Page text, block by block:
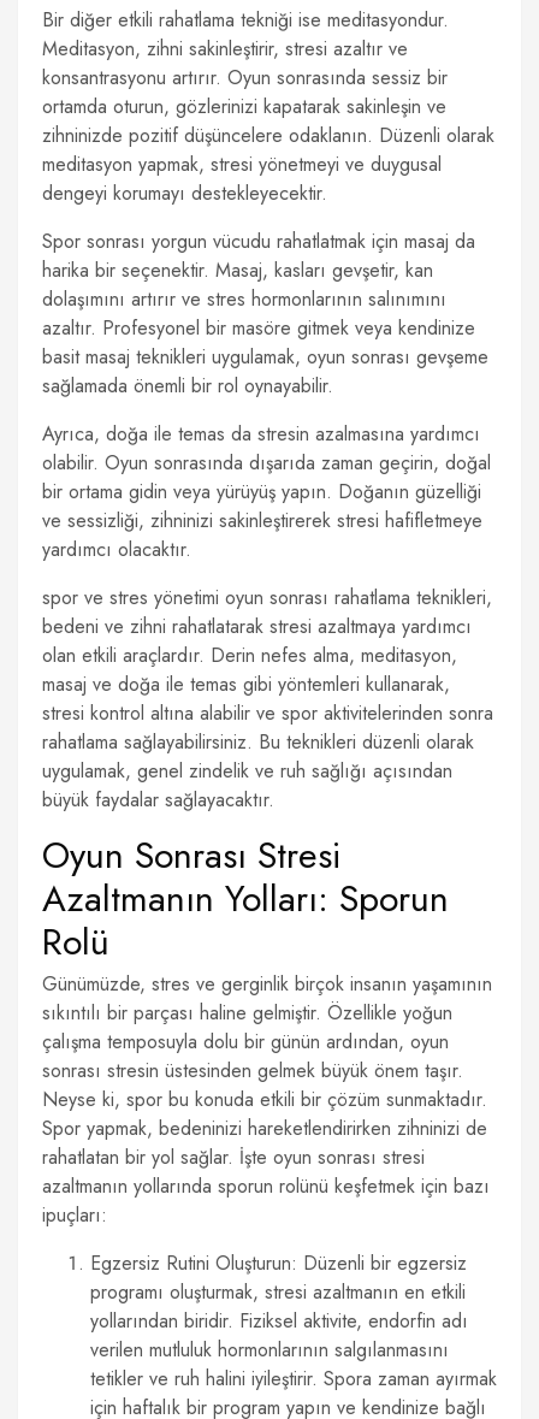
Bir diğer etkili rahatlama tekniği ise meditasyondur.
Meditasyon, zihni sakinleştirir, stresi azaltır ve
konsantrasyonu artırır. Oyun sonrasında sessiz bir
ortamda oturun, gözlerinizi kapatarak sakinleşin ve
zihninizde pozitif düşüncelere odaklanın. Düzenli olarak
meditasyon yapmak, stresi yönetmeyi ve duygusal
dengeyi korumayı destekleyecektir.
Spor sonrası yorgun vücudu rahatlatmak için masaj da
harika bir seçenektir. Masaj, kasları gevşetir, kan
dolaşımını artırır ve stres hormonlarının salınımını
azaltır. Profesyonel bir masöre gitmek veya kendinize
basit masaj teknikleri uygulamak, oyun sonrası gevşeme
sağlamada önemli bir rol oynayabilir.
Ayrıca, doğa ile temas da stresin azalmasına yardımcı
olabilir. Oyun sonrasında dışarıda zaman geçirin, doğal
bir ortama gidin veya yürüyüş yapın. Doğanın güzelliği
ve sessizliği, zihninizi sakinleştirerek stresi hafifletmeye
yardımcı olacaktır.
spor ve stres yönetimi oyun sonrası rahatlama teknikleri,
bedeni ve zihni rahatlatarak stresi azaltmaya yardımcı
olan etkili araçlardır. Derin nefes alma, meditasyon,
masaj ve doğa ile temas gibi yöntemleri kullanarak,
stresi kontrol altına alabilir ve spor aktivitelerinden sonra
rahatlama sağlayabilirsiniz. Bu teknikleri düzenli olarak
uygulamak, genel zindelik ve ruh sağlığı açısından
büyük faydalar sağlayacaktır.
Oyun Sonrası Stresi
Azaltmanın Yolları: Sporun
Rolü
Günümüzde, stres ve gerginlik birçok insanın yaşamının
sıkıntılı bir parçası haline gelmiştir. Özellikle yoğun
çalışma temposuyla dolu bir günün ardından, oyun
sonrası stresin üstesinden gelmek büyük önem taşır.
Neyse ki, spor bu konuda etkili bir çözüm sunmaktadır.
Spor yapmak, bedeninizi hareketlendirirken zihninizi de
rahatlatan bir yol sağlar. İşte oyun sonrası stresi
azaltmanın yollarında sporun rolünü keşfetmek için bazı
ipuçları:
Egzersiz Rutini Oluşturun: Düzenli bir egzersiz
programı oluşturmak, stresi azaltmanın en etkili
yollarından biridir. Fiziksel aktivite, endorfin adı
verilen mutluluk hormonlarının salgılanmasını
tetikler ve ruh halini iyileştirir. Spora zaman ayırmak
için haftalık bir program yapın ve kendinize bağlı